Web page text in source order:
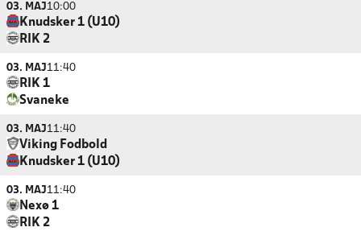
03. MAJ10:00
Knudsker 1 (U10)
RIK 2
03. MAJ11:40
RIK 1
Svaneke
03. MAJ11:40
Viking Fodbold
Knudsker 1 (U10)
03. MAJ11:40
Nexø 1
RIK 2